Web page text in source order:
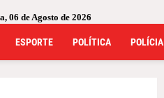
06 de Agosto de 2026
ESPORTE POLÍTICA POLÍCIA